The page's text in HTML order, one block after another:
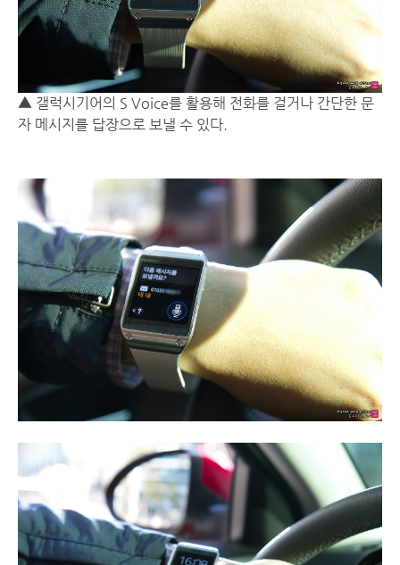
▲ 갤럭시기어의 S Voice를 활용해 전화를 걸거나 간단한 문
자 메시지를 답장으로 보낼 수 있다.